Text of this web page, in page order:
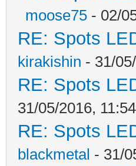
moose75 - 02/
RE: Spots
kirakishin - 31/
RE: Spots
31/05/2016,
RE: Spots
blackmetal - 31/